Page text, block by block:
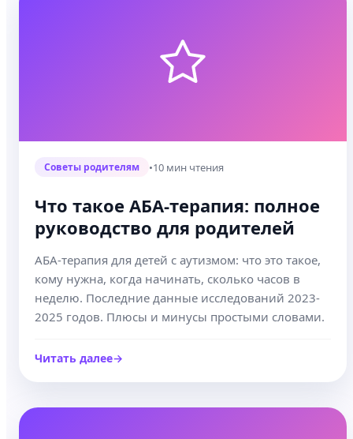
Советы родителям •10 мин чтения
Что такое АБА-терапия: полное
руководство для родителей
АБА-терапия для детей с аутизмом: что это такое,
кому нужна, когда начинать, сколько часов в
неделю. Последние данные исследований 2023-
2025 годов. Плюсы и минусы простыми словами.
Читать далее